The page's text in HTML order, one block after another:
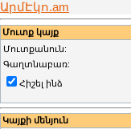
ԱրմԷկո.am
Մուտք կայք
Մուտքանուն:
Գաղտնաբառ:
Հիշել ինձ
Կայքի մենյուն